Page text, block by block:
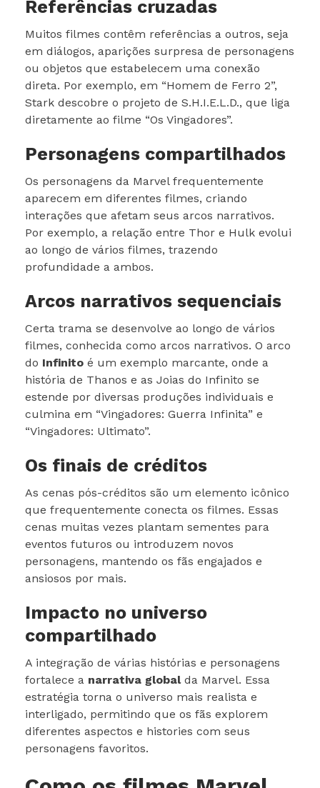
Referências cruzadas
Muitos filmes contêm referências a outros, seja
em diálogos, aparições surpresa de personagens
ou objetos que estabelecem uma conexão
direta. Por exemplo, em “Homem de Ferro 2”,
Stark descobre o projeto de S.H.I.E.L.D., que liga
diretamente ao filme “Os Vingadores”.
Personagens compartilhados
Os personagens da Marvel frequentemente
aparecem em diferentes filmes, criando
interações que afetam seus arcos narrativos.
Por exemplo, a relação entre Thor e Hulk evolui
ao longo de vários filmes, trazendo
profundidade a ambos.
Arcos narrativos sequenciais
Certa trama se desenvolve ao longo de vários
filmes, conhecida como arcos narrativos. O arco
do Infinito é um exemplo marcante, onde a
história de Thanos e as Joias do Infinito se
estende por diversas produções individuais e
culmina em “Vingadores: Guerra Infinita” e
“Vingadores: Ultimato”.
Os finais de créditos
As cenas pós-créditos são um elemento icônico
que frequentemente conecta os filmes. Essas
cenas muitas vezes plantam sementes para
eventos futuros ou introduzem novos
personagens, mantendo os fãs engajados e
ansiosos por mais.
Impacto no universo
compartilhado
A integração de várias histórias e personagens
fortalece a narrativa globalda Marvel. Essa
estratégia torna o universo mais realista e
interligado, permitindo que os fãs explorem
diferentes aspectos e histories com seus
personagens favoritos.